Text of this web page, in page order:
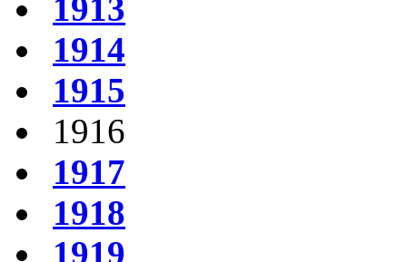
1913
1914
1915
1916
1917
1918
1919